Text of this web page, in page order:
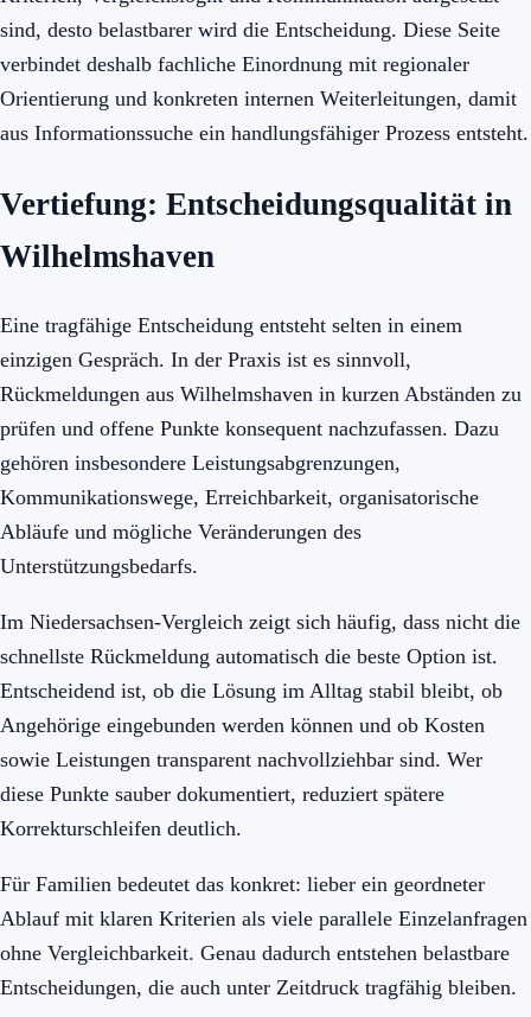
sind, desto belastbarer wird die Entscheidung. Diese Seite
verbindet deshalb fachliche Einordnung mit regionaler
Orientierung und konkreten internen Weiterleitungen, damit
aus Informationssuche ein handlungsfähiger Prozess entsteht.
Vertiefung: Entscheidungsqualität in
Wilhelmshaven
Eine tragfähige Entscheidung entsteht selten in einem
einzigen Gespräch. In der Praxis ist es sinnvoll,
Rückmeldungen aus Wilhelmshaven in kurzen Abständen zu
prüfen und offene Punkte konsequent nachzufassen. Dazu
gehören insbesondere Leistungsabgrenzungen,
Kommunikationswege, Erreichbarkeit, organisatorische
Abläufe und mögliche Veränderungen des
Unterstützungsbedarfs.
Im Niedersachsen-Vergleich zeigt sich häufig, dass nicht die
schnellste Rückmeldung automatisch die beste Option ist.
Entscheidend ist, ob die Lösung im Alltag stabil bleibt, ob
Angehörige eingebunden werden können und ob Kosten
sowie Leistungen transparent nachvollziehbar sind. Wer
diese Punkte sauber dokumentiert, reduziert spätere
Korrekturschleifen deutlich.
Für Familien bedeutet das konkret: lieber ein geordneter
Ablauf mit klaren Kriterien als viele parallele Einzelanfragen
ohne Vergleichbarkeit. Genau dadurch entstehen belastbare
Entscheidungen, die auch unter Zeitdruck tragfähig bleiben.